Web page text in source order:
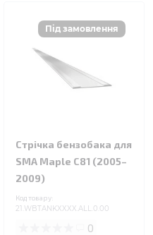
Стрічка бензобака для
SMA Maple C81 (2005–
2009)
Код товару:
21.WBTANKXXXX.ALL.0.00
0